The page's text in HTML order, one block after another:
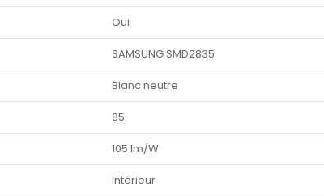
Oui
SAMSUNG SMD2835
Blanc neutre
85
105 lm/W
Intérieur